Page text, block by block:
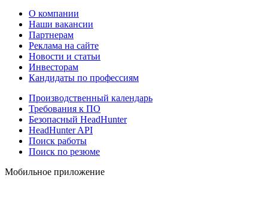
О компании
Наши вакансии
Партнерам
Реклама на сайте
Новости и статьи
Инвесторам
Кандидаты по профессиям
Производственный календарь
Требования к ПО
Безопасный HeadHunter
HeadHunter API
Поиск работы
Поиск по резюме
Мобильное приложение